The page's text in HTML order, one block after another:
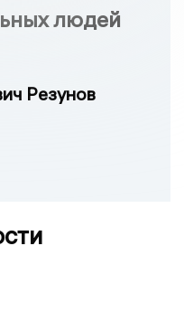
людей
Резунов